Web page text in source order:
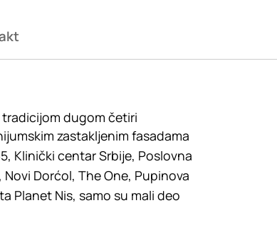
tradicijom dugom četiri
zastakljenim fasadama
Klinički centar Srbije, Poslovna
Novi Dorćol, The One, Pupinova
Planet Nis, samo su mali deo